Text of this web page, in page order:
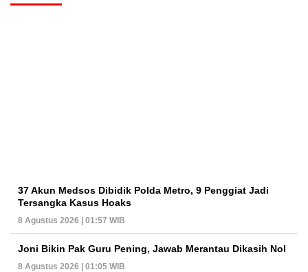
37 Akun Medsos Dibidik Polda Metro, 9 Penggiat Jadi
Tersangka Kasus Hoaks
8 Agustus 2026 | 01:57 WIB
Joni Bikin Pak Guru Pening, Jawab Merantau Dikasih Nol
8 Agustus 2026 | 01:05 WIB